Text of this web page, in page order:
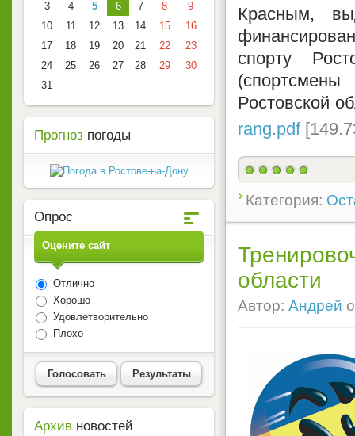
Красным,
спорту
Ростовской
rang.pdf
Категория:
области
Автор: Андрей
3
4 5 6 7 8
9
10
11 12 13 14 15
16
17
18 19 20 21 22
23
24
25 26 27 28 29
30
31
Прогноз погоды
Опрос
Оцените сайт
Отлично
Хорошо
Удовлетворительно
Плохо
Голосовать Результаты
Архив новостей